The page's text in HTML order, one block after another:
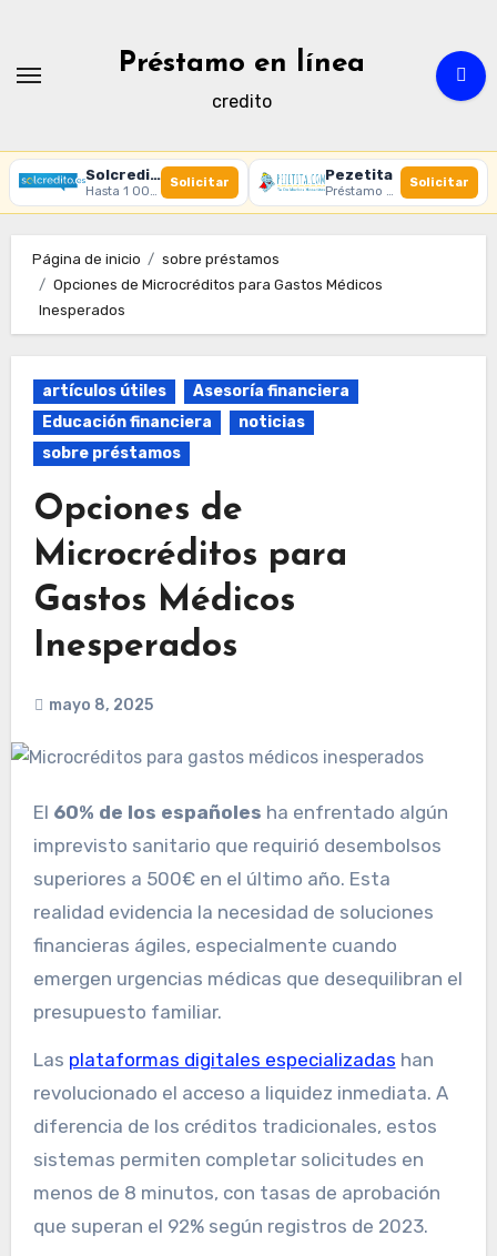
contenido
Préstamo en línea
credito
Solcredito
Hasta 1 000 € · 30 días · 100% online
Solicitar Pezetita
Préstamo online · Aprobación rápida
Solicitar
Página de inicio
sobre préstamos
Opciones de Microcréditos para Gastos Médicos
Inesperados
artículos útiles
Asesoría financiera
Educación financiera
noticias
sobre préstamos
Opciones de
Microcréditos para
Gastos Médicos
Inesperados
mayo 8, 2025
El 60% de los españoles ha enfrentado algún
imprevisto sanitario que requirió desembolsos
superiores a 500€ en el último año. Esta
realidad evidencia la necesidad de soluciones
financieras ágiles, especialmente cuando
emergen urgencias médicas que desequilibran el
presupuesto familiar.
Las plataformas digitales especializadas han
revolucionado el acceso a liquidez inmediata. A
diferencia de los créditos tradicionales, estos
sistemas permiten completar solicitudes en
menos de 8 minutos, con tasas de aprobación
que superan el 92% según registros de 2023.